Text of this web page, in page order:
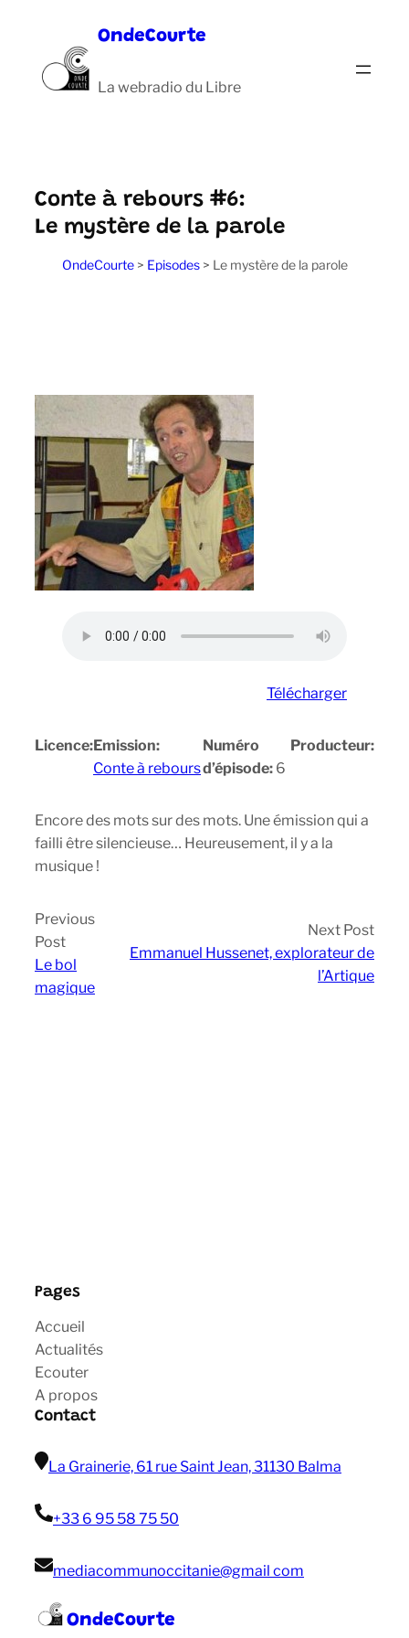
contenu
OndeCourte
La webradio du Libre
Conte à rebours #6:
Le mystère de la parole
OndeCourte> Episodes> Le mystère de la parole
Télécharger
Licence:Emission:
Conte à rebours
Numéro
d’épisode: 6
Producteur:
Encore des mots sur des mots. Une émission qui a
failli être silencieuse… Heureusement, il y a la
musique !
Previous
Post
Le bol
magique
Next Post
Emmanuel Hussenet, explorateur de
l’Artique
Pages
Accueil
Actualités
Ecouter
A propos
Contact
La Grainerie, 61 rue Saint Jean, 31130 Balma
+33 6 95 58 75 50
mediacommunoccitanie@gmail com
OndeCourte